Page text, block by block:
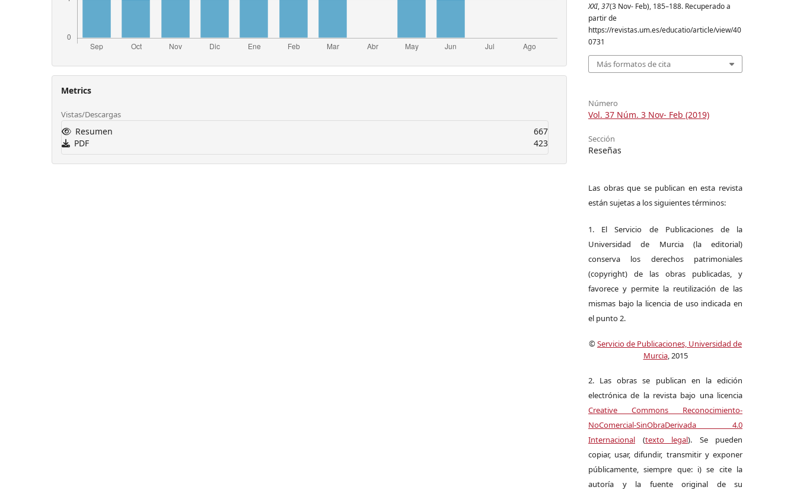
Metrics
Vistas/Descargas
Resumen
667
PDF
423
XXI,37(3 Nov- Feb), 185–188. Recuperado a
partir de
https://revistas.um.es/educatio/article/view/40
0731
Más formatos de cita
Número
Vol. 37 Núm. 3 Nov- Feb (2019)
Sección
Reseñas
Las obras que se publican en esta revista
están sujetas a los siguientes términos:
1. El Servicio de Publicaciones de la
Universidad de Murcia (la editorial)
conserva los derechos patrimoniales
(copyright) de las obras publicadas, y
favorece y permite la reutilización de las
mismas bajo la licencia de uso indicada en
el punto 2.
©Servicio de Publicaciones, Universidad de
Murcia, 2015
2. Las obras se publican en la edición
electrónica de la revista bajo una licencia
Creative Commons Reconocimiento-
NoComercial-SinObraDerivada 4.0
Internacional (texto legal). Se pueden
copiar, usar, difundir, transmitir y exponer
públicamente, siempre que: i) se cite la
autoría y la fuente original de su